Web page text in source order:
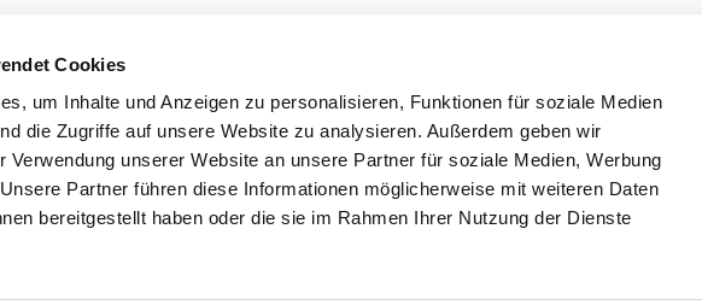
Cookies
um Inhalte und Anzeigen zu personalisieren, Funktionen für soziale Medien
die Zugriffe auf unsere Website zu analysieren. Außerdem geben wir
Verwendung unserer Website an unsere Partner für soziale Medien, Werbung
Partner führen diese Informationen möglicherweise mit weiteren Daten
bereitgestellt haben oder die sie im Rahmen Ihrer Nutzung der Dienste
CONNECT
Kontakt
SERVICE
WhatsApp
0800 0057425